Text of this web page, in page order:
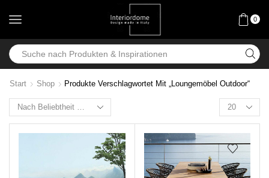
0
Start Shop Produkte Verschlagwortet Mit „Loungemöbel Outdoor“